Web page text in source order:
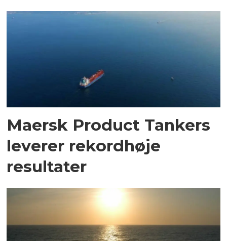
Maersk Product Tankers
leverer rekordhøje
resultater